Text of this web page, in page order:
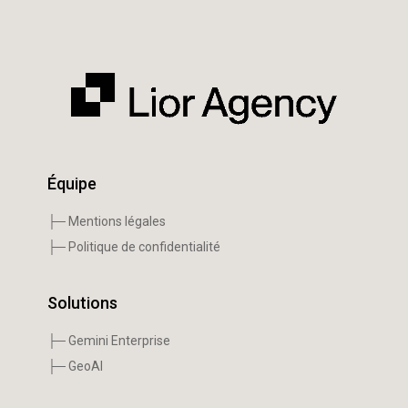
Équipe
├─ Mentions légales
├─ Politique de confidentialité
Solutions
├─ Gemini Enterprise
├─ GeoAI